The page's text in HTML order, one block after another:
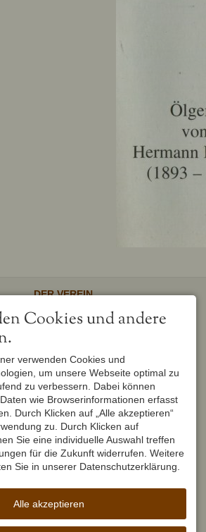
DER VEREIN
Unser gemeinnütziger Verein
unterstützt und fördert den
Brauchtum in Oberstdorf.
die
Jahr
WEITERFÜHRENDE LINKS
Urlaub in Oberstdorf
Markt Oberstdorf
Heimatmuseum Oberstdorf
Oberstdorf Lexikon
Cookies und andere
verwenden Cookies und
um unsere Webseite optimal zu
zu verbessern. Dabei können
wie Browserinformationen erfasst
Durch Klicken auf „Alle akzeptieren“
zu. Durch Klicken auf
Sie eine individuelle Auswahl treffen
für die Zukunft widerrufen. Weitere
Sie in unserer Datenschutzerklärung.
Alle akzeptieren